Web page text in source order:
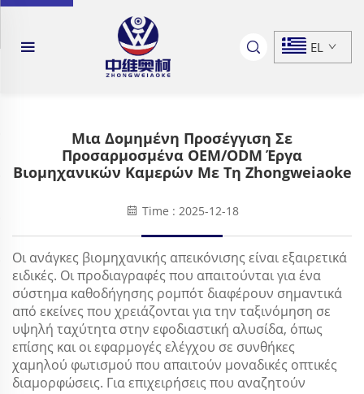
EL
Μια Δομημένη Προσέγγιση Σε
Προσαρμοσμένα OEM/ODM Έργα
Βιομηχανικών Καμερών Με Τη Zhongweiaoke
Time : 2025-12-18
Οι ανάγκες βιομηχανικής απεικόνισης είναι εξαιρετικά
ειδικές. Οι προδιαγραφές που απαιτούνται για ένα
σύστημα καθοδήγησης ρομπότ διαφέρουν σημαντικά
από εκείνες που χρειάζονται για την ταξινόμηση σε
υψηλή ταχύτητα στην εφοδιαστική αλυσίδα, όπως
επίσης και οι εφαρμογές ελέγχου σε συνθήκες
χαμηλού φωτισμού που απαιτούν μοναδικές οπτικές
διαμορφώσεις. Για επιχειρήσεις που αναζητούν